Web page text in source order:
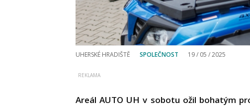
UHERSKÉ HRADIŠTĚ SPOLEČNOST 19 / 05 / 2025
Areál AUTO UH v sobotu ožil bohatým